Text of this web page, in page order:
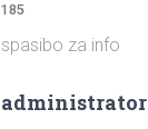
185
spasibo za info
administrator